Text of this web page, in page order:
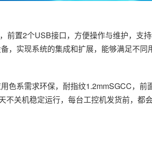
置2个USB接口，方便操作与维护，支
，实现系统的集成和扩展，能够满足不同
系需求环保，耐指纹1.2mmSGCC，前
不关机稳定运行，每台工控机发货前，都